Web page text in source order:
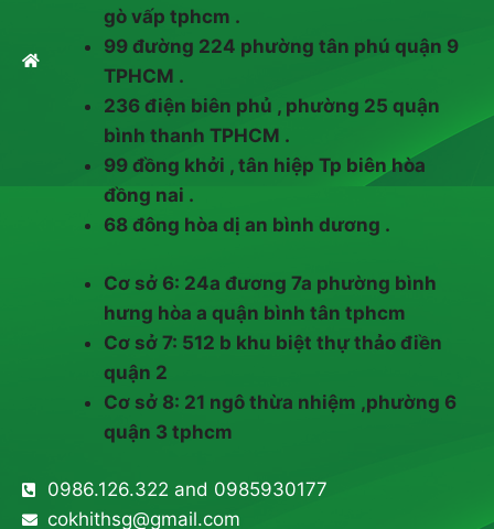
gò vấp tphcm .
99 đường 224 phường tân phú quận 9
TPHCM .
236 điện biên phủ , phường 25 quận
bình thanh TPHCM .
99 đồng khởi , tân hiệp Tp biên hòa
đồng nai .
68 đông hòa dị an bình dương .
Cơ sở 6: 24a đương 7a phường bình
hưng hòa a quận bình tân tphcm
Cơ sở 7: 512 b khu biệt thự thảo điền
quận 2
Cơ sở 8: 21 ngô thừa nhiệm ,phường 6
quận 3 tphcm
0986.126.322 and 0985930177
cokhithsg@gmail.com